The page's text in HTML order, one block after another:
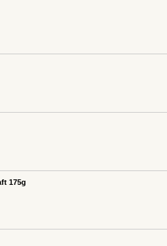
175g